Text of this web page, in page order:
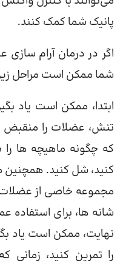
پانیک شما کمک کنند.
اگر در درمان آرام سازی
شما ممکن است مراحل
ابتدا، ممکن است یاد
تنش، عضلات را منقبض
که چگونه ماهیچه ها را
کنید، شل کنید. همچنین
مجموعه خاصی از عضلات
شانه ها، برای استفاده
نهایت، ممکن است یاد
را تمرین کنید، زمانی